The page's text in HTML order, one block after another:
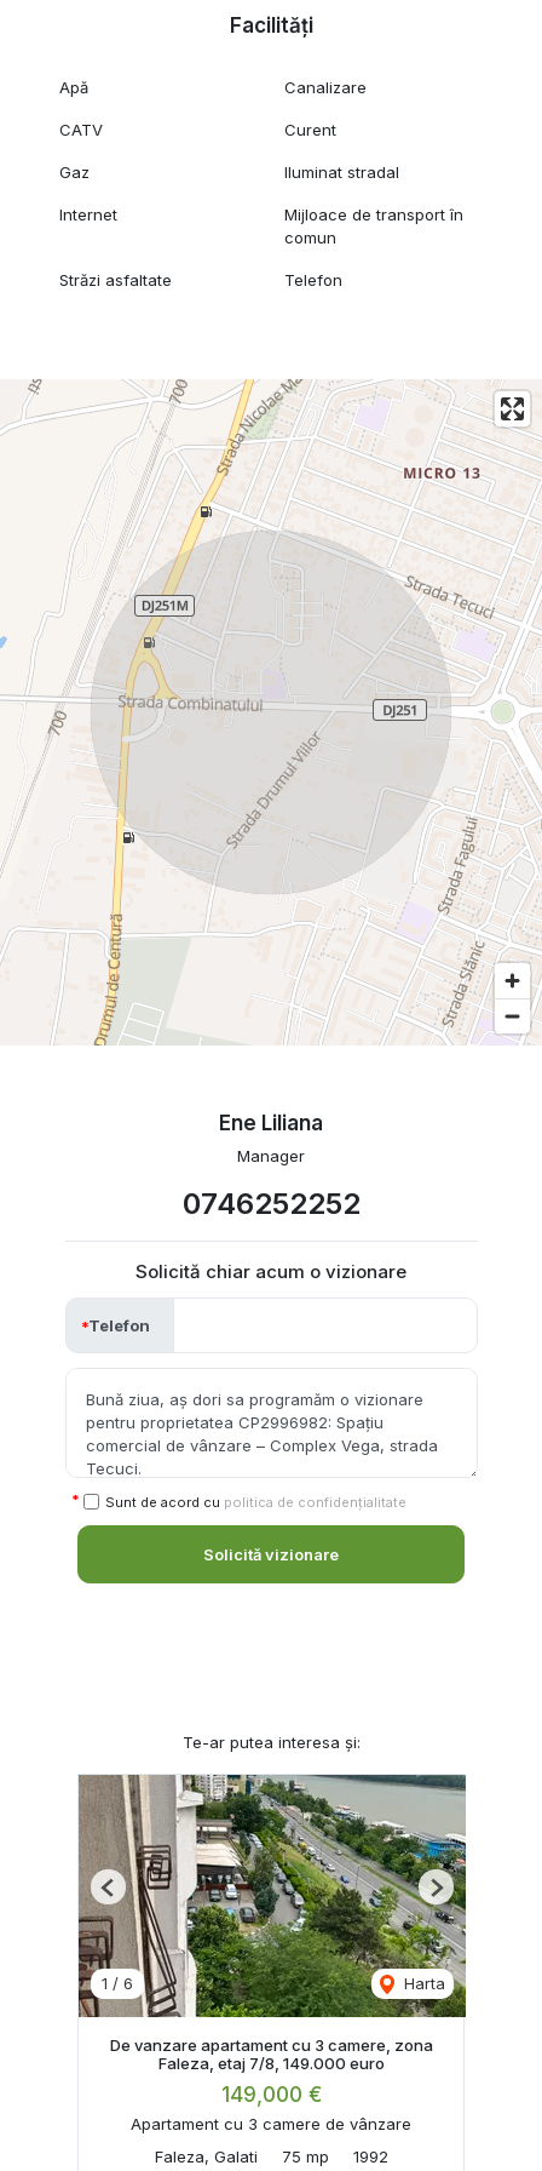
Facilități
Apă Canalizare
CATV Curent
Gaz Iluminat stradal
Internet
Mijloace de transport în
comun
Străzi asfaltate Telefon
Ene Liliana
Manager
0746252252
Solicită chiar acum o vizionare
Telefon
Sunt de acord cu politica de confidențialitate
Solicită vizionare
Te-ar putea interesa și:
1 / 6 Harta
Previous Next
De vanzare apartament cu 3 camere, zona
Faleza, etaj 7/8, 149.000 euro
149,000 €
Apartament cu 3 camere de vânzare
Faleza, Galati
75 mp 1992